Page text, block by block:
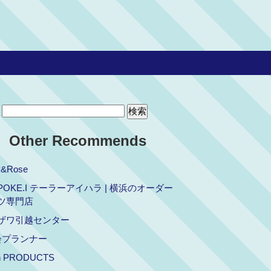
Other Recommends
テーラーアイハラ | 横浜のオーダー
専門店
ワ引越センター
ランナー
PRODUCTS